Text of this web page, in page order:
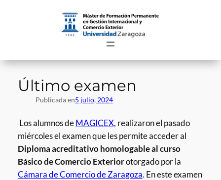
Último examen
Publicada en5 julio, 2024
Los alumnos deMAGICEX, realizaron el pasado
miércoles el examen que les permite acceder al
Diploma acreditativo homologable al curso
Básico de Comercio Exteriorotorgado por la
Cámara de Comercio de Zaragoza. En este examen